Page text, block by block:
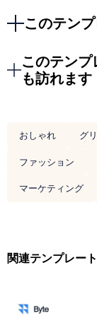
このテン
このテン
も訪れます
おしゃれ グ
ファッション
マーケティング
関連テンプレート